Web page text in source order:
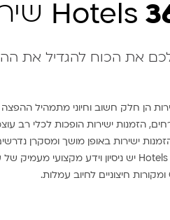
Hotels
לכם את הכוח להגדיל את
הן חלק חשוב וחיוני מתמהיל
הזמנות ישירות הופכות לכלי רב
ישירות באופן מושך ומסקרן